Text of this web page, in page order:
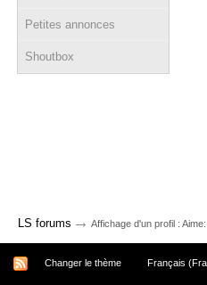
Petites annonces
Shoutbox
LS forums → Affichage d'un profil :
Changer le thème Français